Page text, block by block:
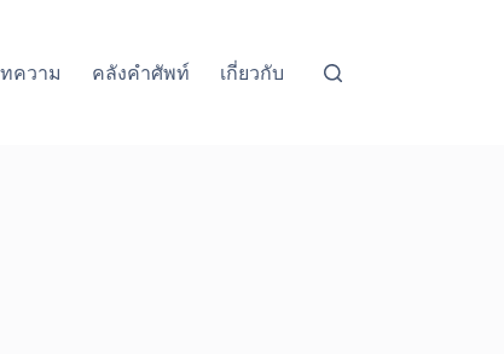
ความ
คลังคำศัพท์ เกี่ยวกับ